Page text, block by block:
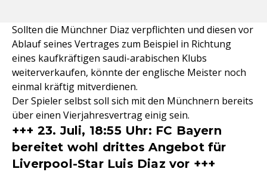
Sollten die Münchner Diaz verpflichten und diesen vor
Ablauf seines Vertrages zum Beispiel in Richtung
eines kaufkräftigen saudi-arabischen Klubs
weiterverkaufen, könnte der englische Meister noch
einmal kräftig mitverdienen.
Der Spieler selbst soll sich mit den Münchnern bereits
über einen Vierjahresvertrag einig sein.
+++ 23. Juli, 18:55 Uhr: FC Bayern
bereitet wohl drittes Angebot für
Liverpool-Star Luis Diaz vor +++